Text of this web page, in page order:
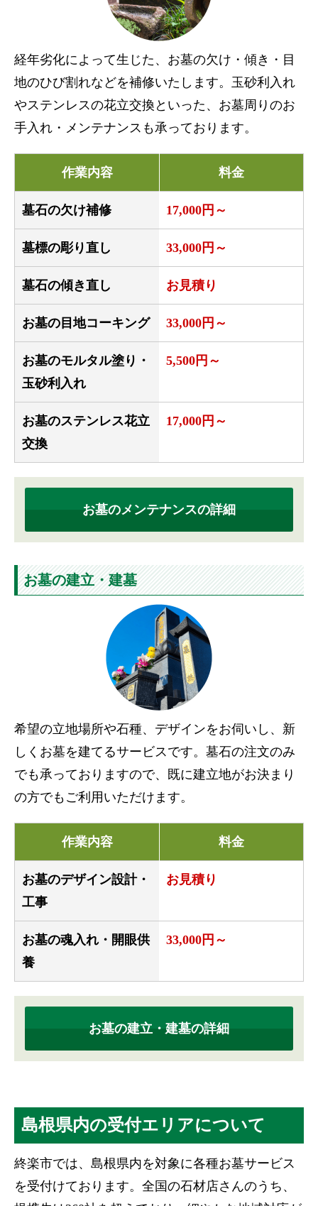
経年劣化によって生じた、お墓の欠け・傾き・目
地のひび割れなどを補修いたします。玉砂利入れ
やステンレスの花立交換といった、お墓周りのお
手入れ・メンテナンスも承っております。
作業内容 料金
墓石の欠け補修 17,000円～
墓標の彫り直し 33,000円～
墓石の傾き直し お見積り
お墓の目地コーキング 33,000円～
お墓のモルタル塗り・
玉砂利入れ
5,500円～
お墓のステンレス花立
交換
17,000円～
お墓のメンテナンスの詳細
お墓の建立・建墓
希望の立地場所や石種、デザインをお伺いし、新
しくお墓を建てるサービスです。墓石の注文のみ
でも承っておりますので、既に建立地がお決まり
の方でもご利用いただけます。
作業内容 料金
お墓のデザイン設計・
工事
お見積り
お墓の魂入れ・開眼供
養
33,000円～
お墓の建立・建墓の詳細
島根県内の受付エリアについて
終楽市では、島根県内を対象に各種お墓サービス
を受付けております。全国の石材店さんのうち、